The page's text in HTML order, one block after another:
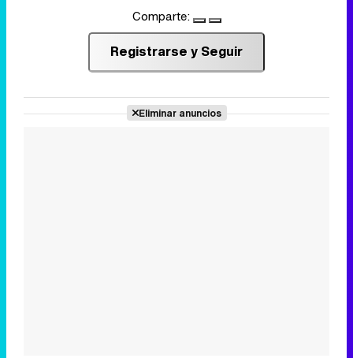
Comparte:
Registrarse y Seguir
Eliminar anuncios